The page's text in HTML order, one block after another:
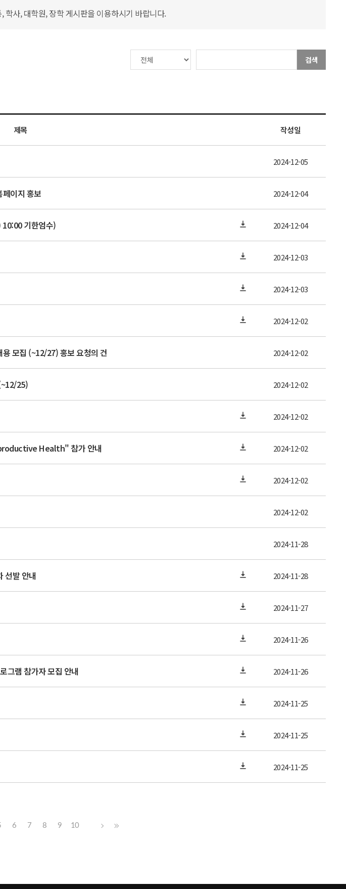
사, 대학원, 장학 게시판을 이용하시기 바랍니다.
검색
제목 작성일
2024-12-05
이지 홍보 2024-12-04
기한엄수) 2024-12-04
2024-12-03
2024-12-03
2024-12-02
모집 (~12/27) 홍보 요청의 건 2024-12-02
25) 2024-12-02
2024-12-02
Health" 참가 안내 2024-12-02
2024-12-02
2024-12-02
2024-11-28
선발 안내 2024-11-28
2024-11-27
2024-11-26
그램 참가자 모집 안내 2024-11-26
2024-11-25
2024-11-25
2024-11-25
6 7 8 9 10